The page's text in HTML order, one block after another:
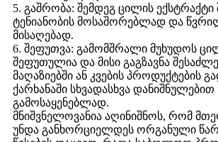
5. გაშრობა: შემდეგ ცილის ექსტრაქტი
ტენიანობის მოსაშორებლად და
მისაღებად.
6. შეფუთვა: გამომშრალი მუხუდოს
შეფუთულია და მისი გაგზავნა
მაღაზიებში ან კვების პროდუქტების
ქარხანაში სხვადასხვა დანიშნულებით
გამოსაყენებლად.
მნიშვნელოვანია აღინიშნოს, რომ
უნდა განხორციელდეს ორგანული